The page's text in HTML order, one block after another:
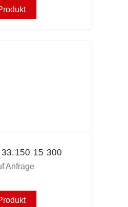
15 300
Anfrage